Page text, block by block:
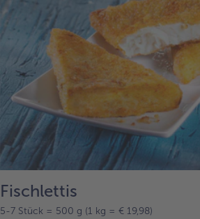
Fischlettis
5-7 Stück = 500 g (1 kg = € 19,98)